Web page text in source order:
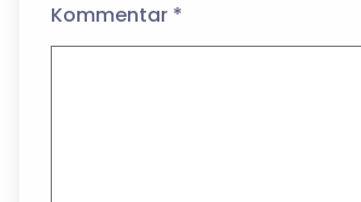
Kommentar *